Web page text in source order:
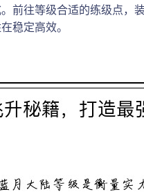
前往等级合适的练级点，
稳定高效。